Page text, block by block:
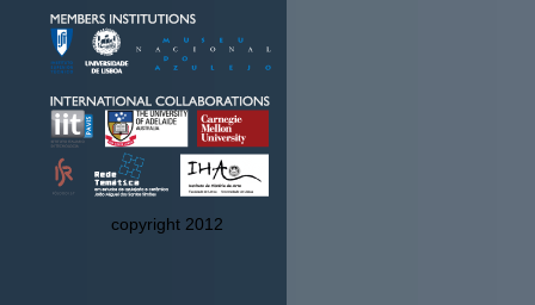
copyright 2012